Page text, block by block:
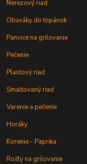
Nerezový riad
Obuváky do topánok
Panvice na grilovanie
Pečenie
Plastový riad
Smaltovaný riad
Varenie a pečenie
Horáky
Korenie - Paprika
Rošty na grilovanie